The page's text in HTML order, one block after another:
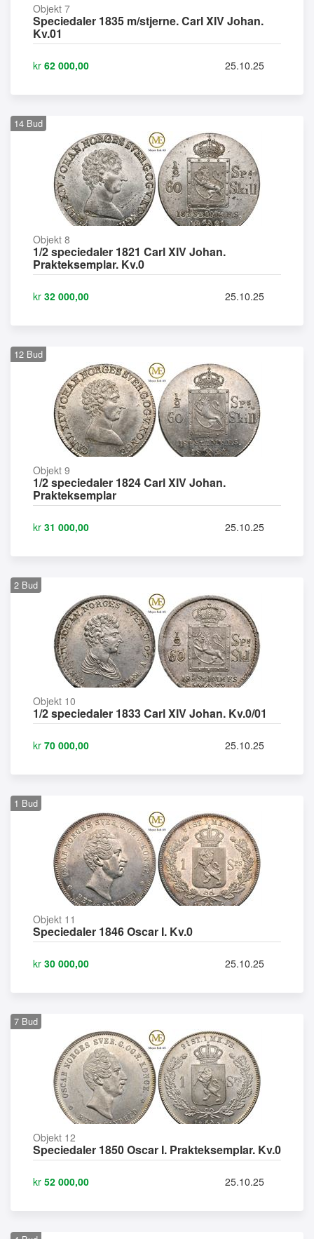
Objekt 7
Speciedaler 1835 m/stjerne. Carl XIV Johan.
Kv.01
kr 62 000,00 25.10.25
14 Bud
Objekt 8
1/2 speciedaler 1821 Carl XIV Johan.
Prakteksemplar. Kv.0
kr 32 000,00 25.10.25
12 Bud
Objekt 9
1/2 speciedaler 1824 Carl XIV Johan.
Prakteksemplar
kr 31 000,00 25.10.25
2 Bud
Objekt 10
1/2 speciedaler 1833 Carl XIV Johan. Kv.0/01
kr 70 000,00 25.10.25
1 Bud
Objekt 11
Speciedaler 1846 Oscar I. Kv.0
kr 30 000,00 25.10.25
7 Bud
Objekt 12
Speciedaler 1850 Oscar I. Prakteksemplar. Kv.0
kr 52 000,00 25.10.25